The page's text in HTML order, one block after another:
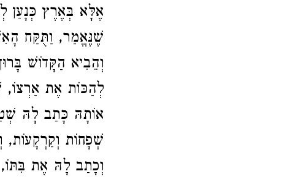
אֶלָּא בְּאֶרֶץ כְּנָעַן
שֶׁנֶּאֱמַר, וַתֻּקַּח
וְהֵבִיא הַקָּדוֹשׁ
לְהַכּוֹת אֶת אַרְצוֹ,
אוֹתָהּ כָּתַב לָהּ
שְׁפָחוֹת
וְכָתַב לָהּ אֶת